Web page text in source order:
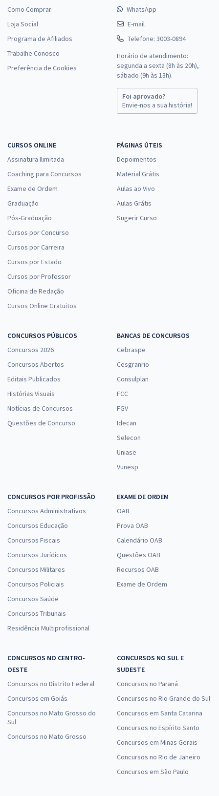
Como Comprar
Loja Social
Programa de Afiliados
Trabalhe Conosco
Preferência de Cookies
WhatsApp
E-mail
Telefone: 3003-0894
Horário de atendimento:
segunda a sexta (8h às 20h),
sábado (9h às 13h).
Foi aprovado?
Envie-nos a sua história!
CURSOS ONLINE
Assinatura Ilimitada
Coaching para Concursos
Exame de Ordem
Graduação
Pós-Graduação
Cursos por Concurso
Cursos por Carreira
Cursos por Estado
Cursos por Professor
Oficina de Redação
Cursos Online Gratuitos
PÁGINAS ÚTEIS
Depoimentos
Material Grátis
Aulas ao Vivo
Aulas Grátis
Sugerir Curso
CONCURSOS PÚBLICOS
Concursos 2026
Concursos Abertos
Editais Publicados
Histórias Visuais
Notícias de Concursos
Questões de Concurso
BANCAS DE CONCURSOS
Cebraspe
Cesgranrio
Consulplan
FCC
FGV
Idecan
Selecon
Uniase
Vunesp
CONCURSOS POR PROFISSÃO
Concursos Administrativos
Concursos Educação
Concursos Fiscais
Concursos Jurídicos
Concursos Militares
Concursos Policiais
Concursos Saúde
Concursos Tribunais
Residência Multiprofissional
EXAME DE ORDEM
OAB
Prova OAB
Calendário OAB
Questões OAB
Recursos OAB
Exame de Ordem
CONCURSOS NO CENTRO-
OESTE
Concursos no Distrito Federal
Concursos em Goiás
Concursos no Mato Grosso do
Sul
Concursos no Mato Grosso
CONCURSOS NO SUL E
SUDESTE
Concursos no Paraná
Concursos no Rio Grande do Sul
Concursos em Santa Catarina
Concursos no Espírito Santo
Concursos em Minas Gerais
Concursos no Rio de Janeiro
Concursos em São Paulo